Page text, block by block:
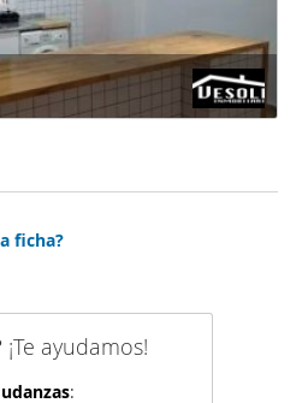
ficha?
¡Te ayudamos!
: